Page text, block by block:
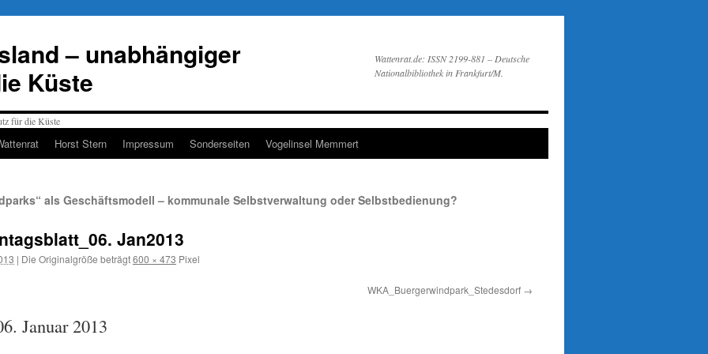
– unabhängiger
Küste
Wattenrat.de: ISSN 2199-881 – Deutsche
Nationalbibliothek in Frankfurt/M.
Horst Stern Impressum Sonderseiten Vogelinsel Memmert
als Geschäftsmodell – kommunale Selbstverwaltung oder Selbstbedienung?
Jan2013
| Die Originalgröße beträgt600 × 473 Pixel
WKA_Buergerwindpark_Stedesdorf
Januar 2013